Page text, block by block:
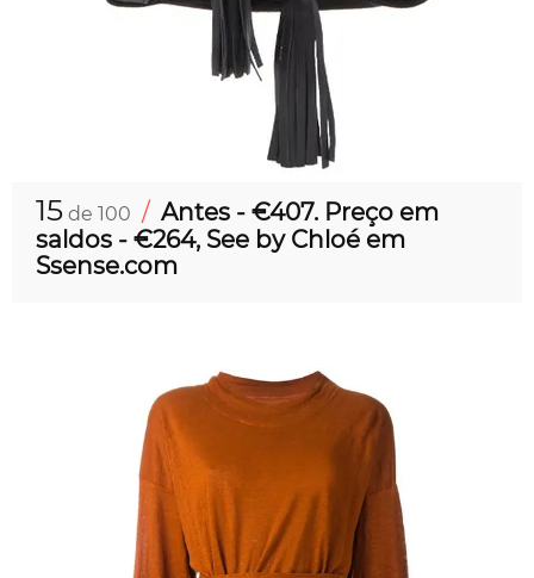
15 de 100 / Antes - €407. Preço em
saldos - €264, See by Chloé em
Ssense.com